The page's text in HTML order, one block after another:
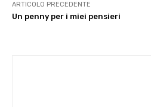
ARTICOLO PRECEDENTE
Un penny per i miei pensieri